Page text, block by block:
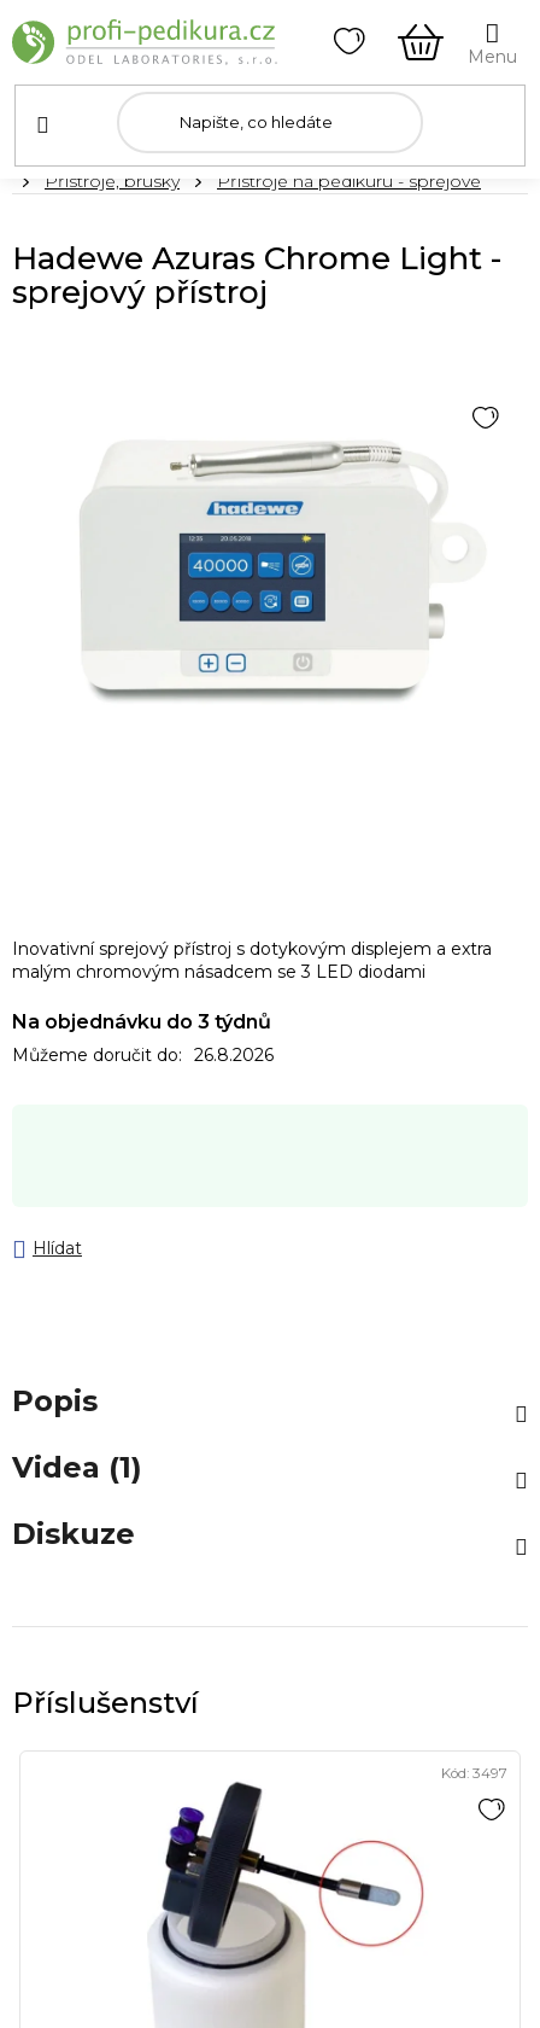
na
obsah
NÁKUPNÍ
KOŠÍK
DomůPřístroje, brusky Přístroje na pedikúru - sprejové
Inovativní sprejový přístroj s dotykovým displejem a extra
malým chromovým násadcem se 3 LED diodami
Na objednávku do 3 týdnů
Můžeme doručit do: 26.8.2026
Hlídat
Hadewe Azuras Chrome Light -
sprejový přístroj
Popis
Videa (1)
Diskuze
Kód: 3497